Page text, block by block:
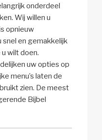
onderdeel
Wij willen u
opnieuw
en gemakkelijk
wilt doen.
uw opties op
menu’s laten de
zien. De meest
Bijbel